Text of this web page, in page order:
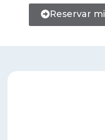
Reservar